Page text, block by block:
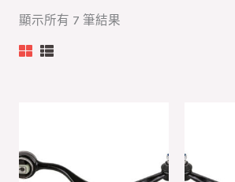
顯示所有 7 筆結果